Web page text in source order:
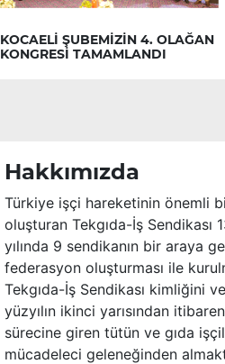
KOCAELİ ŞUBEMİZİN 4. OLAĞAN
KONGRESİ TAMAMLANDI
Hakkımızda
Türkiye işçi hareketinin önemli
oluşturan Tekgıda-İş Sendikası
yılında 9 sendikanın bir araya
federasyon oluşturması ile
Tekgıda-İş Sendikası kimliğini
yüzyılın ikinci yarısından
sürecine giren tütün ve gıda
mücadeleci geleneğinden